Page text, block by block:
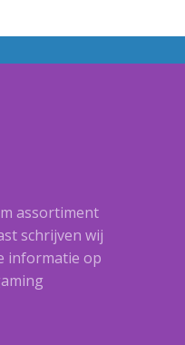
assortiment
schrijven wij
informatie op